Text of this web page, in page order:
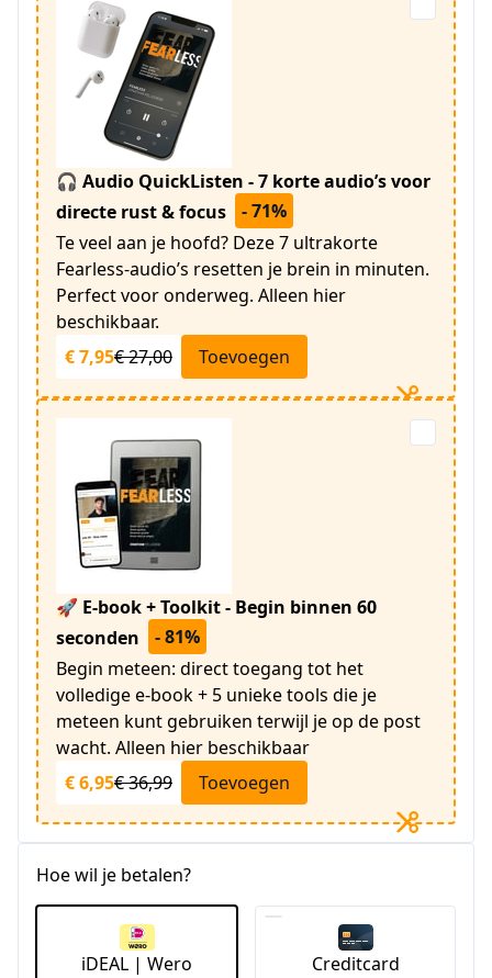
🎧 Audio QuickListen - 7 korte audio’s voor
directe rust & focus
- 71%
Te veel aan je hoofd? Deze 7 ultrakorte
Fearless-audio’s resetten je brein in minuten.
Perfect voor onderweg. Alleen hier
beschikbaar.
€ 7,95€ 27,00 Toevoegen
🚀 E-book + Toolkit - Begin binnen 60
seconden
- 81%
Begin meteen: direct toegang tot het
volledige e-book + 5 unieke tools die je
meteen kunt gebruiken terwijl je op de post
wacht. Alleen hier beschikbaar
€ 6,95€ 36,99 Toevoegen
Hoe wil je betalen?
iDEAL | Wero Creditcard